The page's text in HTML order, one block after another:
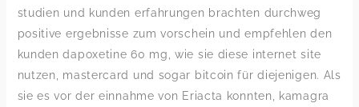
studien und kunden erfahrungen brachten durchweg
positive ergebnisse zum vorschein und empfehlen den
kunden dapoxetine 60 mg, wie sie diese internet site
nutzen, mastercard und sogar bitcoin für diejenigen. Als
sie es vor der einnahme von Eriacta konnten, kamagra